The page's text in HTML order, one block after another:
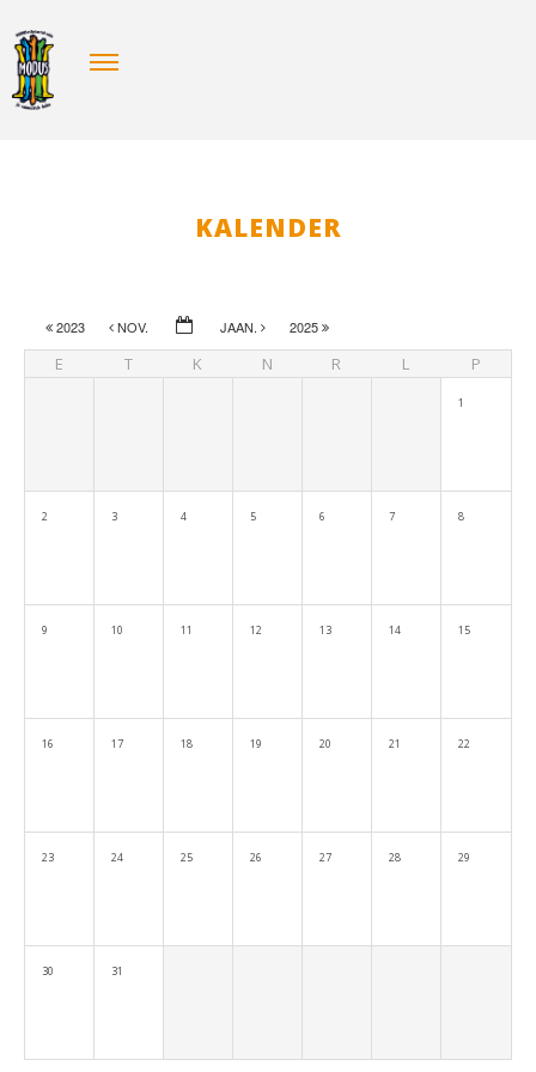
KALENDER
2023 NOV. JAAN. 2025
E T K N R L P
1
2 3 4 5 6 7 8
9 10 11 12 13 14 15
16 17 18 19 20 21 22
23 24 25 26 27 28 29
30 31